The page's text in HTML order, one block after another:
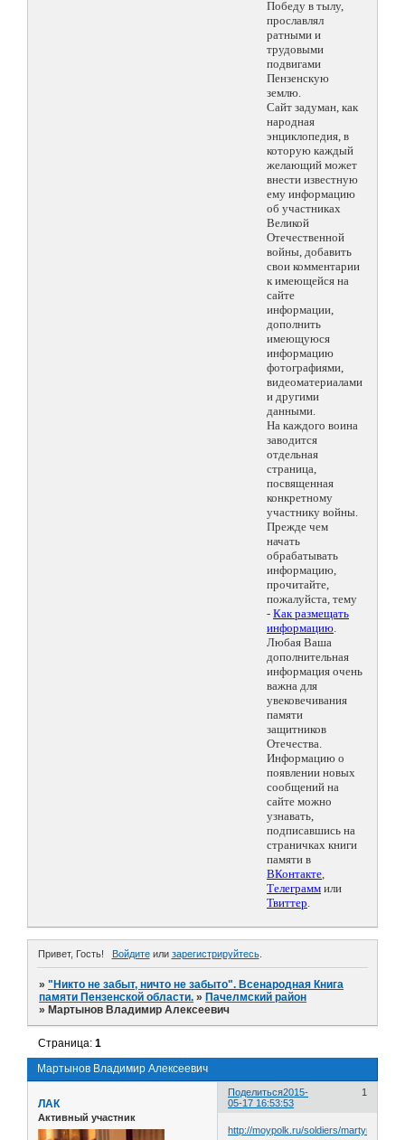
Победу в тылу,
прославлял
ратными и
трудовыми
подвигами
Пензенскую
землю.
Сайт задуман, как
народная
энциклопедия, в
которую каждый
желающий может
внести известную
ему информацию
об участниках
Великой
Отечественной
войны, добавить
свои комментарии
к имеющейся на
сайте
информации,
дополнить
имеющуюся
информацию
фотографиями,
видеоматериалами
и другими
данными.
На каждого воина
заводится
отдельная
страница,
посвященная
конкретному
участнику войны.
Прежде чем
начать
обрабатывать
информацию,
прочитайте,
пожалуйста, тему
- Как размещать
информацию.
Любая Ваша
дополнительная
информация очень
важна для
увековечивания
памяти
защитников
Отечества.
Информацию о
появлении новых
сообщений на
сайте можно
узнавать,
подписавшись на
страничках книги
памяти в
ВКонтакте,
Телеграмм или
Твиттер.
Привет, Гость! Войдитеили зарегистрируйтесь.
»"Никто не забыт, ничто не забыто". Всенародная Книга
памяти Пензенской области. » Пачелмский район
» Мартынов Владимир Алексеевич
Мартынов Владимир Алексеевич
Страница:1
Поделиться 1
2015-
05-17 16:53:53
ЛАК
Активный участник
http://moypolk.ru/soldiers/martynov-